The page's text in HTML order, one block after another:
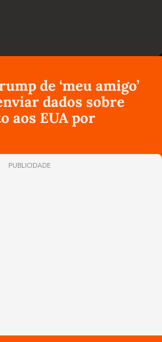
de ‘meu amigo’
dados sobre
aos EUA por
PUBLICIDADE